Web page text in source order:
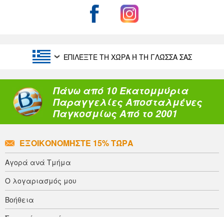
ΕΠΙΛΈΞΤΕ ΤΗ ΧΏΡΑ Ή ΤΗ ΓΛΏΣΣΑ ΣΑΣ
Πάνω από 10 Εκατομμύρια
Παραγγελίες Αποσταλμένες
Παγκοσμίως Από το 2001
ΕΞΟΙΚΟΝΟΜΉΣΤΕ 15% ΤΏΡΑ
Αγορά ανά Τμήμα
Ο λογαριασμός μου
Βοήθεια